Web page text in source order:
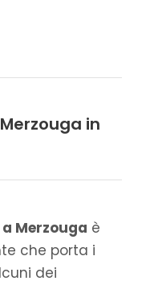
in
Merzouga è
che porta i
dei